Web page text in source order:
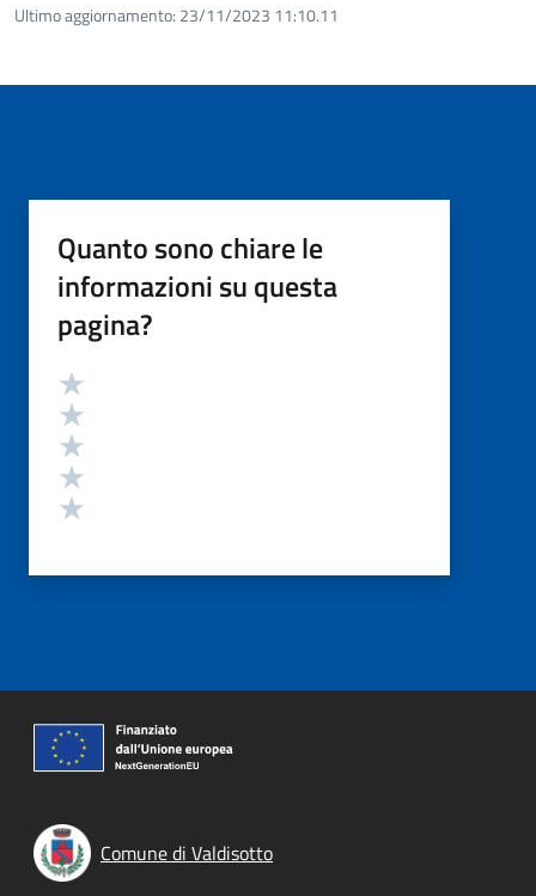
Ultimo aggiornamento: 23/11/2023 11:10.11
Quanto sono chiare le
informazioni su questa
pagina?
Valutazione
Comune di Valdisotto